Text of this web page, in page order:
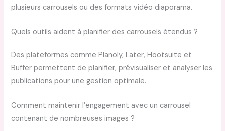
plusieurs carrousels ou des formats vidéo diaporama.
Quels outils aident à planifier des carrousels étendus ?
Des plateformes comme Planoly, Later, Hootsuite et
Buffer permettent de planifier, prévisualiser et analyser les
publications pour une gestion optimale.
Comment maintenir l’engagement avec un carrousel
contenant de nombreuses images ?